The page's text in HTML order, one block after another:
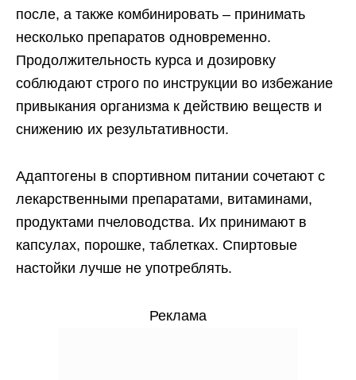
после, а также комбинировать – принимать
несколько препаратов одновременно.
Продолжительность курса и дозировку
соблюдают строго по инструкции во избежание
привыкания организма к действию веществ и
снижению их результативности.
Адаптогены в спортивном питании сочетают с
лекарственными препаратами, витаминами,
продуктами пчеловодства. Их принимают в
капсулах, порошке, таблетках. Спиртовые
настойки лучше не употреблять.
Реклама